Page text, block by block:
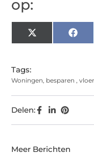
op:
X
(Twitter)
Tags:
Woningen, besparen ,
Delen:
Meer Berichten